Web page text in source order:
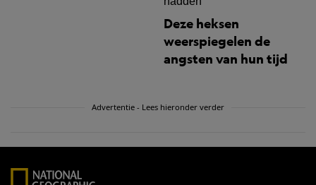
Deze heksen
weerspiegelen de
angsten van hun tijd
Advertentie - Lees hieronder verder